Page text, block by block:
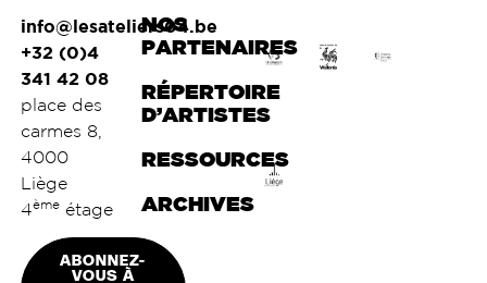
info@lesateliers04.be
+32 (0)4
341 42 08
place des
carmes 8,
4000
Liège
4èmeétage
ABONNEZ-
VOUS À
NOS
PARTENAIRES
RÉPERTOIRE
D’ARTISTES
RESSOURCES
ARCHIVES